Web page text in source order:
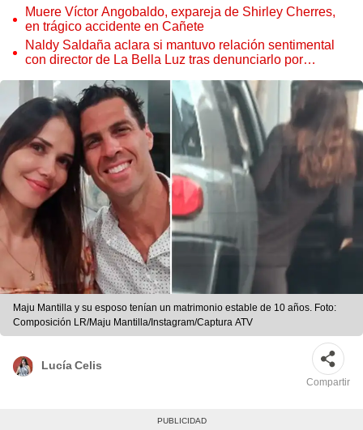
Muere Víctor Angobaldo, expareja de Shirley Cherres,
en trágico accidente en Cañete
Naldy Saldaña aclara si mantuvo relación sentimental
con director de La Bella Luz tras denunciarlo por
Maju Mantilla y su esposo tenían un matrimonio estable de 10 años. Foto:
Composición LR/Maju Mantilla/Instagram/Captura ATV
Lucía Celis
Compartir